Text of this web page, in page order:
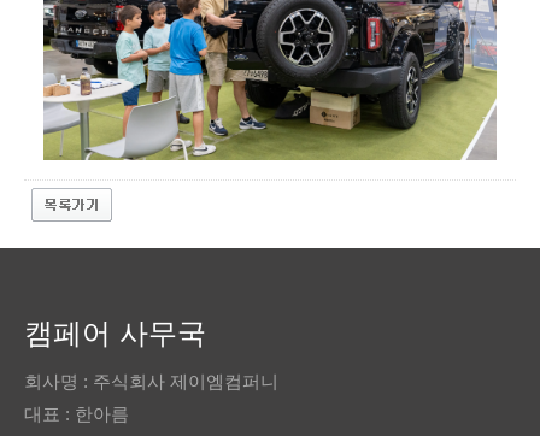
캠페어 사무국
회사명 : 주식회사 제이엠컴퍼니
대표 : 한아름